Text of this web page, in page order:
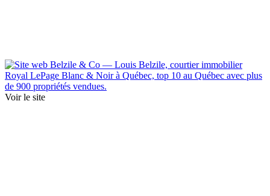
Voir le site